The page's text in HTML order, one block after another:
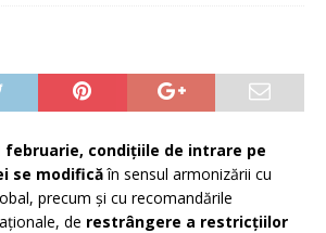
februarie, condițiile de intrare pe
se modificăîn sensul armonizării cu
precum și cu recomandările
de restrângere a restricțiilor